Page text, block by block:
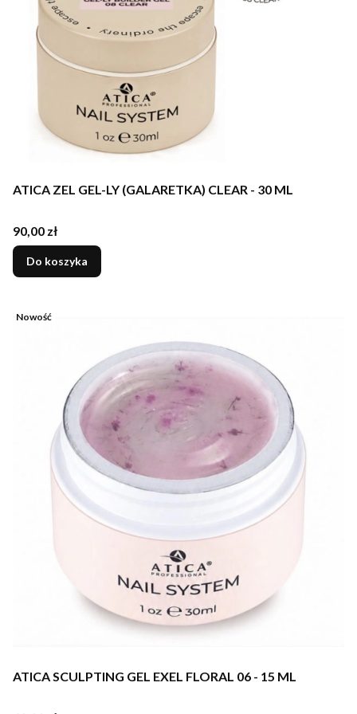
ATICA ZEL GEL-LY (GALARETKA) CLEAR - 30 ML
Cena
90,00 zł
Do koszyka
Nowość
ATICA SCULPTING GEL EXEL FLORAL 06 - 15 ML